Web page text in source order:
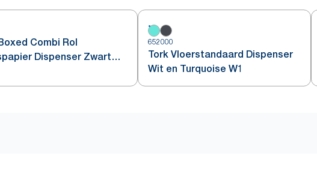
Combi Rol
Dispenser Zwart
652000
Tork Vloerstandaard Dispenser
Wit en Turquoise W1